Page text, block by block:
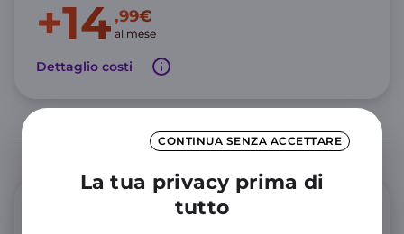
CONTINUA SENZA ACCETTARE
La tua privacy prima di
tutto
+14,99€
al mese
Dettaglio costi